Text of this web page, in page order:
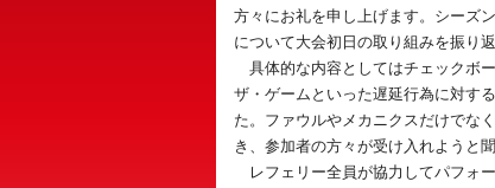
方々にお礼を申し上げます。シーズ
について大会初日の取り組みを振り
具体的な内容としてはチェックボ
ザ・ゲームといった遅延行為に対す
た。ファウルやメカニクスだけでな
き、参加者の方々が受け入れようと
レフェリー全員が協力してパフォ